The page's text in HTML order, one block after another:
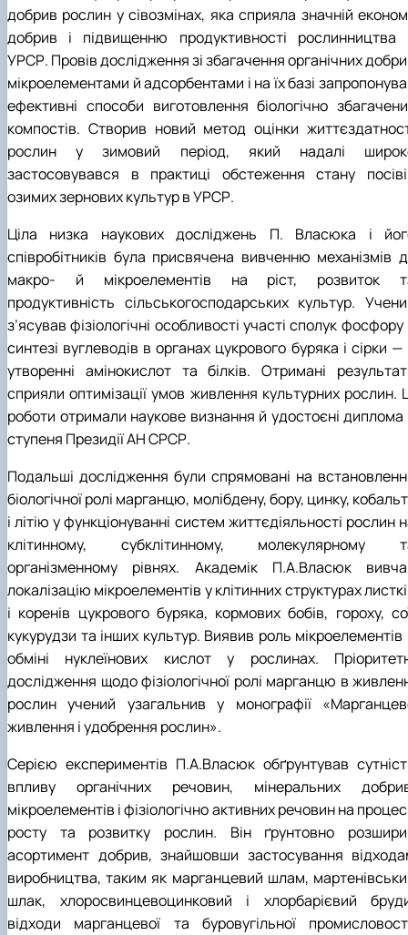
добрив рослин у сівозмінах, яка сприяла значній
добрив і підвищенню продуктивності рослинництва
УРСР. Провів дослідження зі збагачення органічних
мікроелементами й адсорбентами і на їх базі
ефективні способи виготовлення біологічно
компостів. Створив новий метод оцінки
рослин у зимовий період, який надалі
застосовувався в практиці обстеження стану
озимих зернових культур в УРСР.
Ціла низка наукових досліджень П. Власюка і
співробітників була присвячена вивченню механізмів
макро- й мікроелементів на ріст, розвиток
продуктивність сільськогосподарських культур.
з’ясував фізіологічні особливості участі сполук фосфору
синтезі вуглеводів в органах цукрового буряка і сірки —
утворенні амінокислот та білків. Отримані
сприяли оптимізації умов живлення культурних рослин.
роботи отримали наукове визнання й удостоєні диплома
ступеня Президії АН СРСР.
Подальші дослідження були спрямовані на
біологічної ролі марганцю, молібдену, бору, цинку,
і літію у функціонуванні систем життєдіяльності рослин
клітинному, субклітинному, молекулярному
організменному рівнях. Академік П.А.Власюк
локалізацію мікроелементів у клітинних структурах
і коренів цукрового буряка, кормових бобів, гороху,
кукурудзи та інших культур. Виявив роль мікроелементів
обміні нуклеїнових кислот у рослинах.
дослідження щодо фізіологічної ролі марганцю в
рослин учений узагальнив у монографії
живлення і удобрення рослин».
Серією експериментів П.А.Власюк обґрунтував
впливу органічних речовин, мінеральних
мікроелементів і фізіологічно активних речовин на
росту та розвитку рослин. Він ґрунтовно
асортимент добрив, знайшовши застосування
виробництва, таким як марганцевий шлам,
шлак, хлоросвинцевоцинковий і хлорбарієвий
відходи марганцевої та буровугільної